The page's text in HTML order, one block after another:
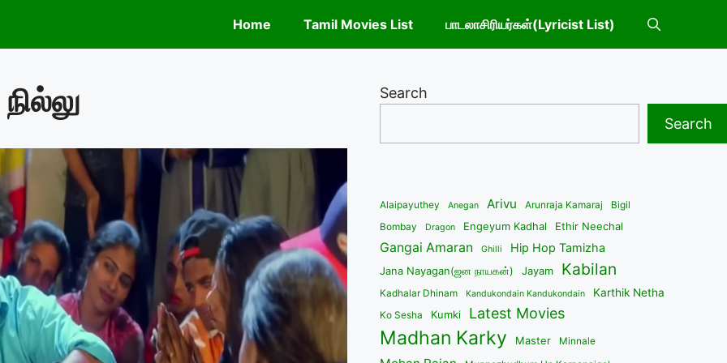
Home Tamil Movies List பாடலாசிரியர்கள்(Lyricist List)
Search
Search
Alaipayuthey Anegan Arivu Arunraja Kamaraj
Bigil
Bombay
Dragon Engeyum Kadhal Ethir Neechal
Gangai Amaran Ghilli Hip Hop Tamizha
Jana Nayagan(ஜன நாயகன்) Jayam Kabilan
Kadhalar Dhinam Kandukondain Kandukondain Karthik Netha
Ko Sesha Kumki Latest Movies
Madhan Karky Master Minnale